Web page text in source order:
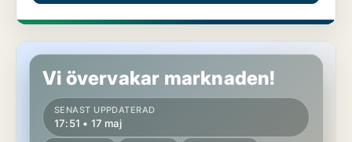
Lager i Falun
Vi övervakar marknaden!
SENAST UPPDATERAD
17:51 • 17 maj